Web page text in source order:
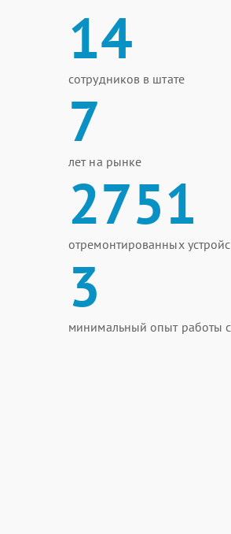
14
сотрудников в штате
7
лет на рынке
2751
отремонтированных
3
минимальный опыт работы